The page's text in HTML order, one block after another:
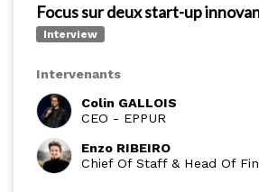
Focus sur deux start-up
Interview
Intervenants
Colin GALLOIS
CEO - EPPUR
Enzo RIBEIRO
Chief Of Staff & Head Of